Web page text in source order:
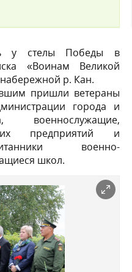
у стелы Победы в
«Воинам Великой
р. Кан.
пришли ветераны
города и
военнослужащие,
предприятий и
военно-
школ.